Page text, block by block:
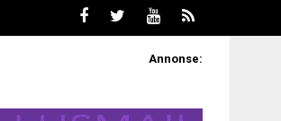
Annonse: